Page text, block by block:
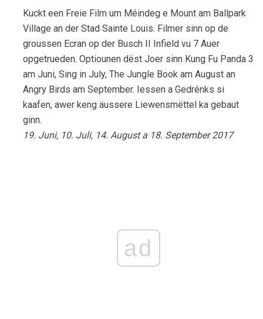
Kuckt een Freie Film um Méindeg e Mount am Ballpark
Village an der Stad Sainte Louis. Filmer sinn op de
groussen Ecran op der Busch II Infield vu 7 Auer
opgetrueden. Optiounen dëst Joer sinn Kung Fu Panda 3
am Juni, Sing in July, The Jungle Book am August an
Angry Birds am September. Iessen a Gedrénks si
kaafen, awer keng äussere Liewensmëttel ka gebaut
ginn.
19. Juni, 10. Juli, 14. August a 18. September 2017
ad